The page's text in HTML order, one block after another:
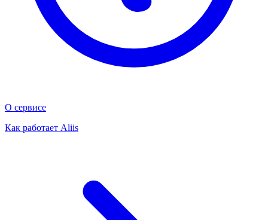
О сервисе
Как работает Aliis